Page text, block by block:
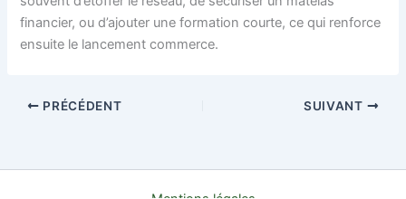
financier, ou d’ajouter une formation courte, ce qui renforce
ensuite le lancement commerce.
PRÉCÉDENT SUIVANT